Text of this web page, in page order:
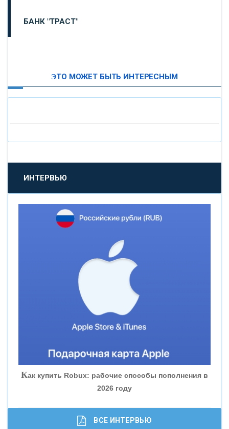
БАНК "ТРАСТ"
«БАНК САНКТ-ПЕТЕРБУРГ»
«ПРОМСВЯЗЬБАНК»
«НОВИКОМБАНК»
«ВНЕШПРОМБАНК»
«БАНК ГЛОБЭКС»
«СОВКОМБАНК»
«ГАЗПРОМБАНК»
ЭТО МОЖЕТ БЫТЬ ИНТЕРЕСНЫМ
ИНТЕРВЬЮ
Как купить Robux: рабочие способы пополнения в
2026 году
ВСЕ ИНТЕРВЬЮ